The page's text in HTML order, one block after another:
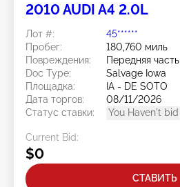
2010 AUDI A4 2.0L
Лот #:
45******
Пробег:
180,760 миль
Повреждения:
Передняя часть
Doc Type:
Salvage Iowa
Площадка:
IA - DE SOTO
Дата торгов:
08/11/2026
Статус ставки:
You Haven't bid
Current Bid:
$0
СТАВИТЬ